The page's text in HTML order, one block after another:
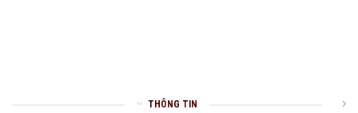
THÔNG TIN